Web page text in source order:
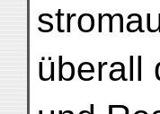
überall